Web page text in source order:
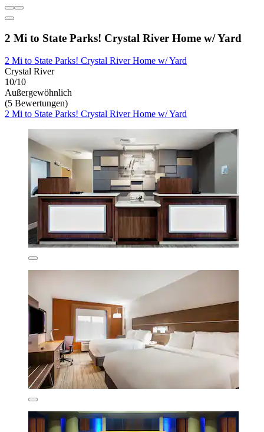
2 Mi to State Parks! Crystal River Home w/ Yard
2 Mi to State Parks! Crystal River Home w/ Yard
Crystal River
10/10
Außergewöhnlich
(5 Bewertungen)
2 Mi to State Parks! Crystal River Home w/ Yard